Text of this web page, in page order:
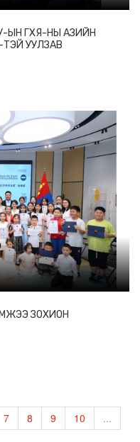
ЫН ГХЯ-НЫ АЗИЙН
УУЛЗАВ
ЗОХИОН
7 8 9 10
...